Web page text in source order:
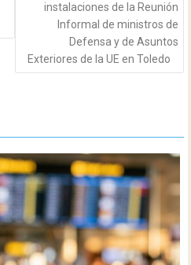
instalaciones de la Reunión
Informal de ministros de
Defensa y de Asuntos
Exteriores de la UE en Toledo